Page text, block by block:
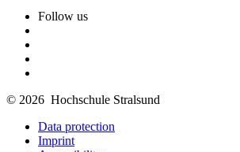
Follow us
© 2026 Hochschule Stralsund
Data protection
Imprint